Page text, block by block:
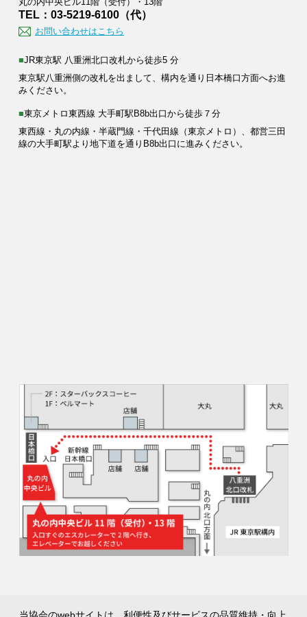
TEL：03-5219-6100（代）
お問い合わせはこちら
■JR東京駅 八重洲北口改札から徒歩5 分
東京駅八重洲側の改札を出まして、構内を通り日本橋口方面へお進
みください。
■東京メトロ東西線 大手町駅B8b出口から徒歩７分
東西線・丸の内線・半蔵門線・千代田線（東京メトロ）、都営三田
線の大手町駅より地下道を通りB8b出口に進みください。